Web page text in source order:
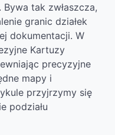
tak zwłaszcza,
granic działek
dokumentacji. W
Kartuzy
precyzyjne
mapy i
przyjrzymy się
podziału